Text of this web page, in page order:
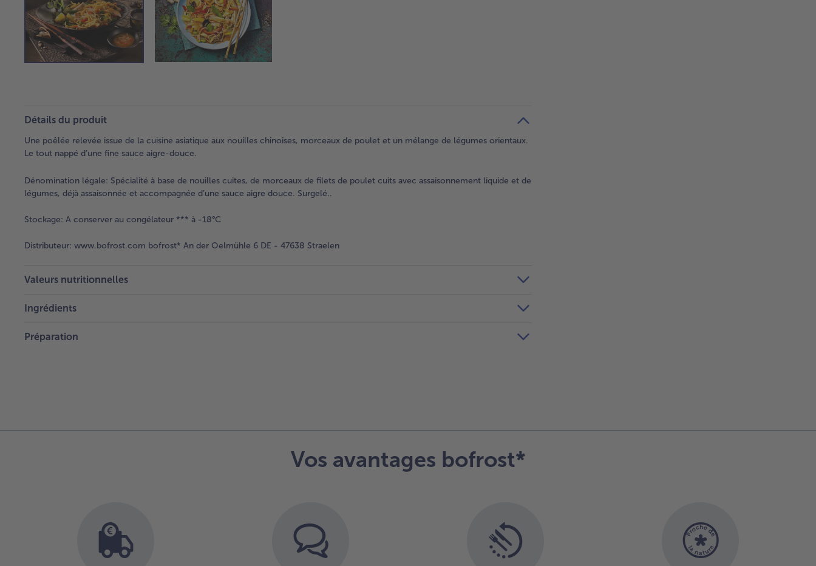
Détails du produit
Une poêlée relevée issue de la cuisine asiatique aux nouilles chinoises, morceaux de poulet et un mélange de légumes orientaux.
Le tout nappé d’une fine sauce aigre-douce.
Dénomination légale: Spécialité à base de nouilles cuites, de morceaux de filets de poulet cuits avec assaisonnement liquide et de
légumes, déjà assaisonnée et accompagnée d’une sauce aigre douce. Surgelé..
Stockage: A conserver au congélateur *** à -18°C
Distributeur: www.bofrost.com bofrost* An der Oelmühle 6 DE - 47638 Straelen
Valeurs nutritionnelles
Ingrédients
Préparation
Vos avantages bofrost*